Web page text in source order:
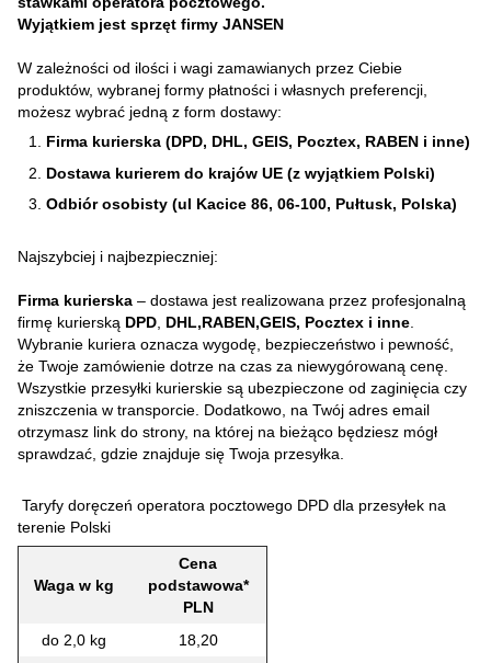
Wyjątkiem jest sprzęt firmy JANSEN
W zależności od ilości i wagi zamawianych przez Ciebie
produktów, wybranej formy płatności i własnych preferencji,
możesz wybrać jedną z form dostawy:
Firma kurierska (DPD, DHL, GEIS, Pocztex, RABEN i inne)
Dostawa kurierem do krajów UE (z wyjątkiem Polski)
Odbiór osobisty (ul Kacice 86, 06-100, Pułtusk, Polska)
Najszybciej i najbezpieczniej:
Firma kurierska – dostawa jest realizowana przez profesjonalną
firmę kurierską DPD, DHL,RABEN,GEIS, Pocztex i inne.
Wybranie kuriera oznacza wygodę, bezpieczeństwo i pewność,
że Twoje zamówienie dotrze na czas za niewygórowaną cenę.
Wszystkie przesyłki kurierskie są ubezpieczone od zaginięcia czy
zniszczenia w transporcie. Dodatkowo, na Twój adres email
otrzymasz link do strony, na której na bieżąco będziesz mógł
sprawdzać, gdzie znajduje się Twoja przesyłka.
Taryfy doręczeń operatora pocztowego DPD dla przesyłek na
terenie Polski
Waga w kg
Cena
podstawowa*
PLN
do 2,0 kg
18,20